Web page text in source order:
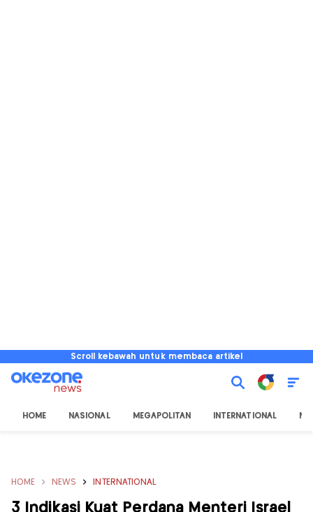
Scroll kebawah untuk membaca artikel
HOME NASIONAL MEGAPOLITAN INTERNATIONAL
HOME NEWS INTERNATIONAL
3 Indikasi Kuat Perdana Menteri Israel